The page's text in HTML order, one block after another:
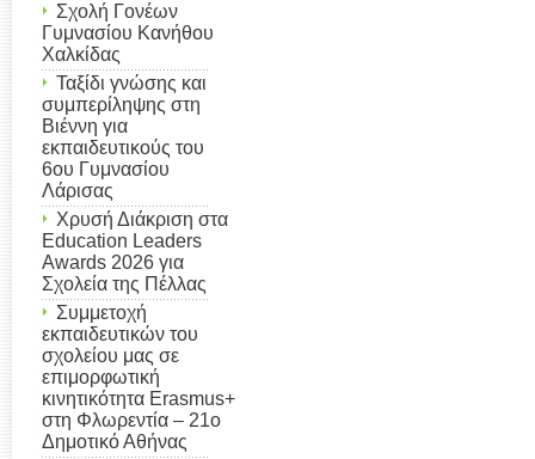
Σχολή Γονέων
Γυμνασίου Κανήθου
Χαλκίδας
Ταξίδι γνώσης και
συμπερίληψης στη
Βιέννη για
εκπαιδευτικούς του
6ου Γυμνασίου
Λάρισας
Χρυσή Διάκριση στα
Education Leaders
Awards 2026 για
Σχολεία της Πέλλας
Συμμετοχή
εκπαιδευτικών του
σχολείου μας σε
επιμορφωτική
κινητικότητα Erasmus+
στη Φλωρεντία – 21ο
Δημοτικό Αθήνας